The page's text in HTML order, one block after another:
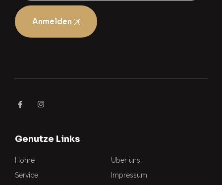
Anmelden
Genutze Links
Home
Über uns
Service
Impressum